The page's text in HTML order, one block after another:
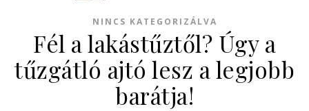
NINCS KATEGORIZÁLVA
Fél a lakástűztől? Úgy a
tűzgátló ajtó lesz a legjobb
barátja!